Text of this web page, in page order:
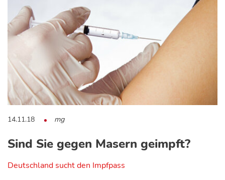
14.11.18 mg
Sind Sie gegen Masern geimpft?
Deutschland sucht den Impfpass